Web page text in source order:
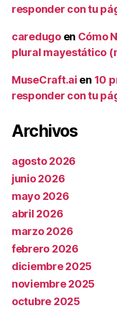
responder con tu
caredugoen Cómo
plural mayestático
MuseCraft.ai en 10
responder con tu
Archivos
agosto 2026
junio 2026
mayo 2026
abril 2026
marzo 2026
febrero 2026
diciembre 2025
noviembre 2025
octubre 2025